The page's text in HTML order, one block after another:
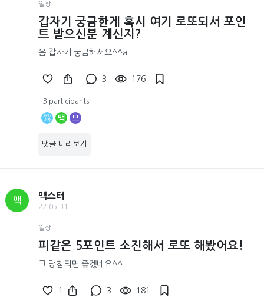
일상
갑자기 궁금한게 혹시 여기 로또되서 포인
트 받으신분 계신지?
음 갑자기 궁금해서요^^a
3 176
3 participants
맥 므
댓글 미리보기
맥
맥스터
22.05.31
일상
피같은 5포인트 소진해서 로또 해봤어요!
크 당첨되면 좋겠네요^^
1 3 181